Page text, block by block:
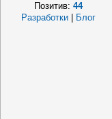
Позитив: 44
Разработки
Блог